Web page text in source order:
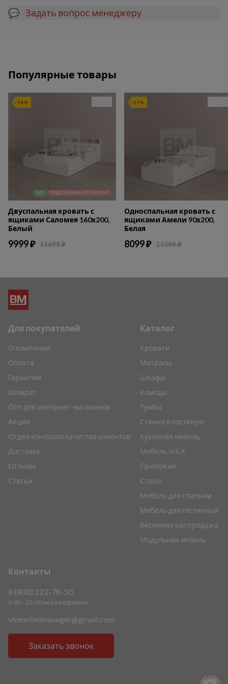
💬 Задать вопрос менеджеру
Популярные товары
14%
ХИТ ПРЕДЛОЖЕНИЕ ОГРАНИЧЕНО
Двуспальная кровать с
ящиками Саломея 160х200,
Белый
9999 ₽ 11699 ₽
27%
Односпальная кровать с
ящиками Амели 90х200,
Белая
8099 ₽ 11099 ₽
Контакты
8 (800) 222-78-50
8:00 – 22:00 мск ежедневно
vmmebelmanager@gmail.com
Заказать звонок
Каталог
Кровати
Матрасы
Шкафы
Комоды
Тумбы
Стенки в гостиную
Кухонная мебель
Мебель IKEA
Прихожие
Столы
Мебель для спальни
Мебель для гостинной
Весенняя распродажа
Модульная мебель
Для покупателей
О компании
Оплата
Гарантии
Возврат
Опт для интернет-магазинов
Акции
Отдел контроля качества клиентов
Доставка
Отзывы
Статьи